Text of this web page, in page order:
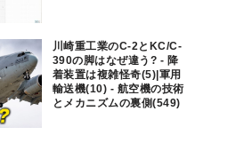
川崎重工業のC-2とKC/C-
390の脚はなぜ違う? - 降
着装置は複雑怪奇(5)|軍用
輸送機(10) - 航空機の技術
とメカニズムの裏側(549)